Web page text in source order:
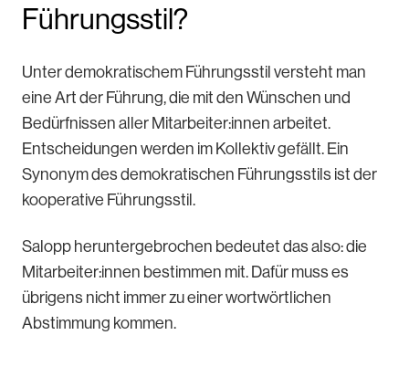
Führungsstil?
Unter demokratischem Führungsstil versteht man
eine Art der Führung, die mit den Wünschen und
Bedürfnissen aller Mitarbeiter:innen arbeitet.
Entscheidungen werden im Kollektiv gefällt. Ein
Synonym des demokratischen Führungsstils ist der
kooperative Führungsstil.
Salopp heruntergebrochen bedeutet das also: die
Mitarbeiter:innen bestimmen mit. Dafür muss es
übrigens nicht immer zu einer wortwörtlichen
Abstimmung kommen.